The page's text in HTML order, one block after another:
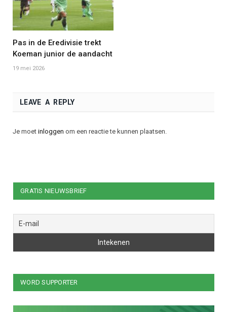
Pas in de Eredivisie trekt
Koeman junior de aandacht
19 mei 2026
LEAVE A REPLY
Je moet inloggen om een reactie te kunnen plaatsen.
GRATIS NIEUWSBRIEF
WORD SUPPORTER